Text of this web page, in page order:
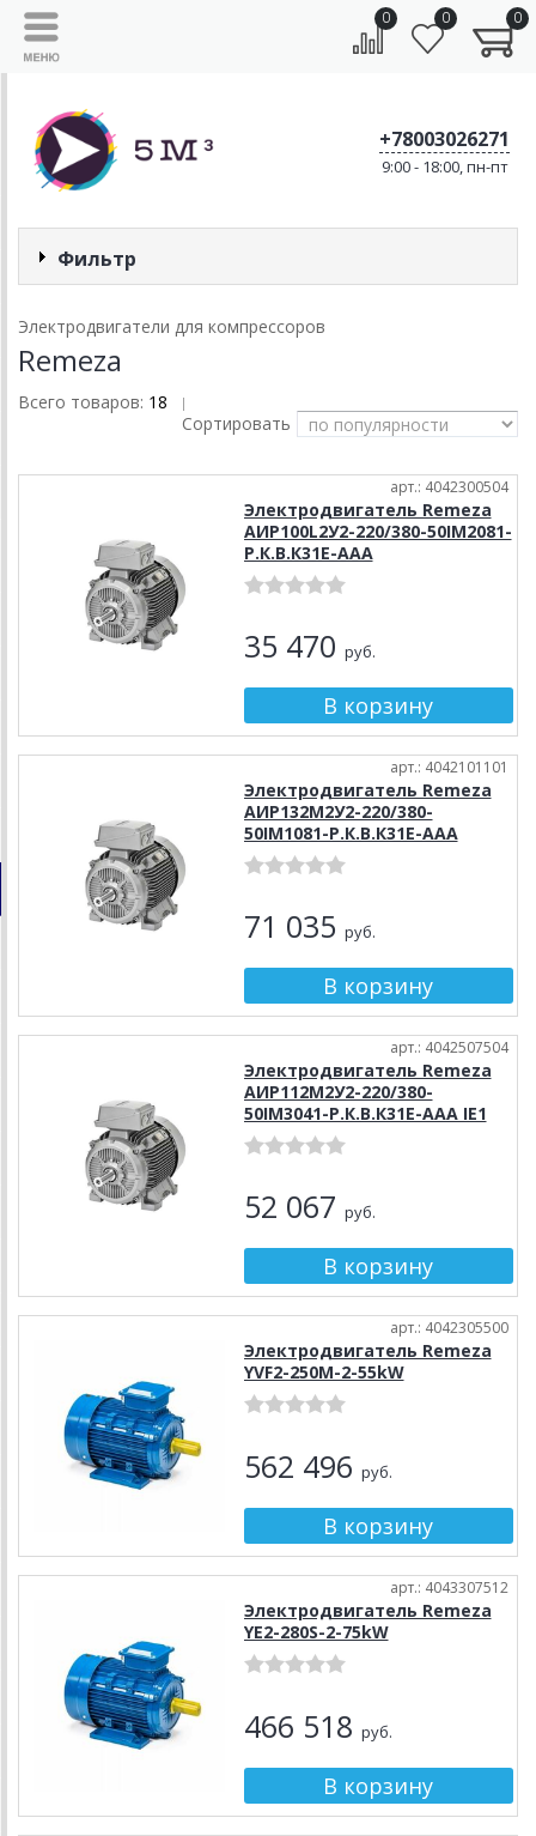
0 0 0
+78003026271
9:00 - 18:00, пн-пт
Фильтр
Электродвигатели для компрессоров
Remeza
Всего товаров: 18 |
Сортировать
арт.: 4042300504
Электродвигатель Remeza
АИР100L2У2-220/380-50IM2081-
Р.К.В.К31Е-ААА
35 470 руб.
арт.: 4042101101
Электродвигатель Remeza
АИР132М2У2-220/380-
50IM1081-Р.К.В.К31Е-ААА
71 035 руб.
арт.: 4042507504
Электродвигатель Remeza
АИР112М2У2-220/380-
50IM3041-Р.К.В.К31Е-ААА IE1
52 067 руб.
арт.: 4042305500
Электродвигатель Remeza
YVF2-250M-2-55kW
562 496 руб.
арт.: 4043307512
Электродвигатель Remeza
YE2-280S-2-75kW
466 518 руб.